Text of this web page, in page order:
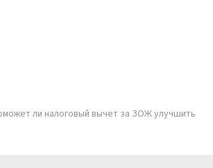
ли налоговый вычет за ЗОЖ улучшить